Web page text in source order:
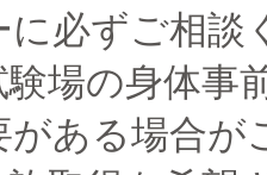
に必ずご相談
場の身体事
がある場合が